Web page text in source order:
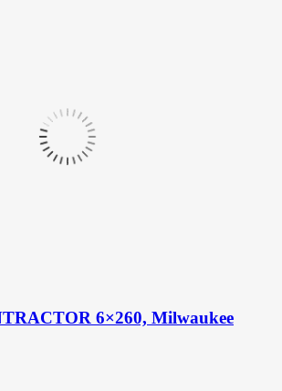
6×260, Milwaukee